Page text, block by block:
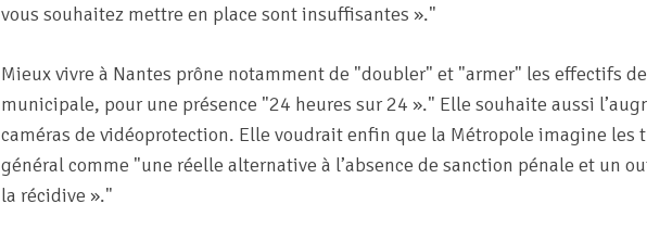
vous souhaitez mettre en place sont insuffisantes ».
Mieux vivre à Nantes prône notamment de doubler et armer les effectifs
municipale, pour une présence 24 heures sur 24 ». Elle souhaite aussi
caméras de vidéoprotection. Elle voudrait enfin que la Métropole imagine les
général comme une réelle alternative à l’absence de sanction pénale et un
la récidive ».